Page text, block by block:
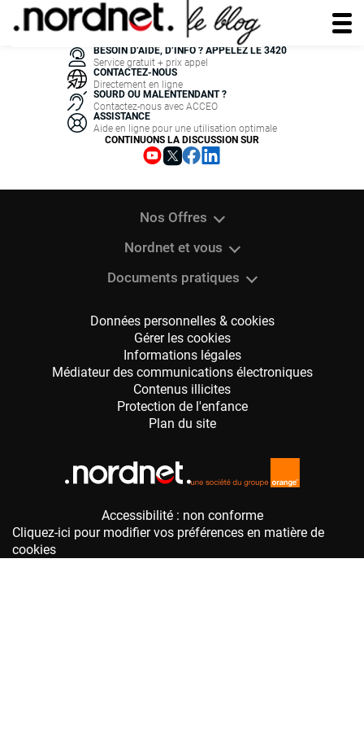
Accessibilité : non conforme
Cliquez-ici pour modifier vos préférences en matière de
cookies